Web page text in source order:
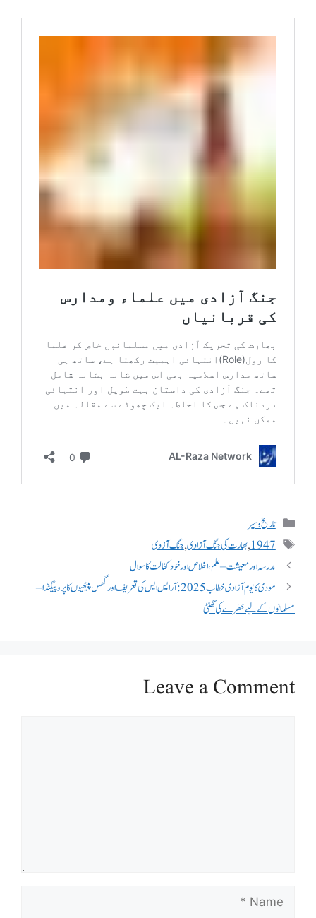
تاریخ و سیر
1947
,بھارت کی جنگ آزادی,جنگ آزدی
مدرسہ اور معیشت – علم، اخلاص اور خود کفالت کا سوال
مودی کا یوم آزادی خطاب 2025 : آر ایس ایس کی تعریف اور گھس پیٹھیوں کا پروپیگنڈا –
مسلمانوں کے لیے خطرے کی گھنٹی
Leave a Comment